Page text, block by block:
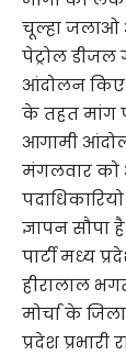
चूल्हा जलाओ
पेट्रोल
आंदोलन किए
के तहत मांग
आगामी
मंगलवार
ज्ञापन सौपा
पार्टी मध्य
हीरालाल
मोर्चा के
प्रदेश